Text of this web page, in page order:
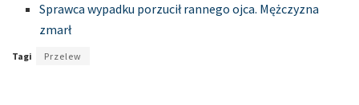
Sprawca wypadku porzucił rannego ojca. Mężczyzna
zmarł
Tagi Przelew